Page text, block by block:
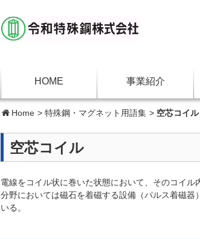
HOME 事業紹介
Home > 特殊鋼・マグネット用語集 > 空芯コイル
空芯コイル
電線をコイル状に巻いた状態において、そのコイ
分野においては磁石を着磁する設備（パルス着磁
いる。